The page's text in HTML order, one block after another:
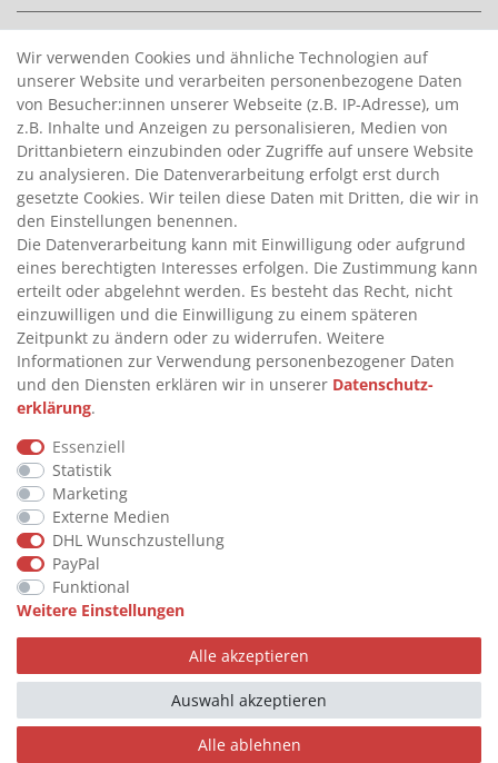
HANDPUMPEN FÜR BENZIN
>
HANDPUMPEN FÜR ÖLE
>
TANKANLAGEN
>
ADBLUE® BETANKUNG
INFORMATIONEN
>
FAQ
>
VERTRAG WIDERRUFEN
>
WIDERRUFSRECHT
>
WIDERRUFSFORMULAR
IMPRESSUM
>
DATENSCHUTZERKLÄRUNG
>
AGB
>
KONTAKT
© Copyright 2026 by STU Tanktechnik
Alle Rechte vorbehalten.
Wir verwenden Cookies und ähnliche Technologien auf
unserer Website und verarbeiten personenbezogene Daten
von Besucher:innen unserer Webseite (z.B. IP-Adresse), um
z.B. Inhalte und Anzeigen zu personalisieren, Medien von
Drittanbietern einzubinden oder Zugriffe auf unsere Website
zu analysieren. Die Datenverarbeitung erfolgt erst durch
gesetzte Cookies. Wir teilen diese Daten mit Dritten, die wir in
den Einstellungen benennen.
Die Datenverarbeitung kann mit Einwilligung oder aufgrund
eines berechtigten Interesses erfolgen. Die Zustimmung kann
erteilt oder abgelehnt werden. Es besteht das Recht, nicht
einzuwilligen und die Einwilligung zu einem späteren
Zeitpunkt zu ändern oder zu widerrufen. Weitere
Informationen zur Verwendung personenbezogener Daten
und den Diensten erklären wir in unserer Daten­schutz­
erklärung.
Essenziell
Statistik
Marketing
Externe Medien
DHL Wunschzustellung
PayPal
Funktional
Weitere Einstellungen
Alle akzeptieren
Alle ablehnen
Auswahl akzeptieren